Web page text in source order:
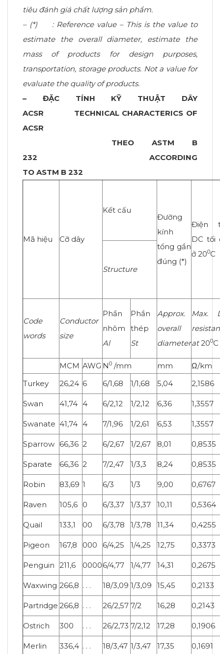
tiêu đánh giá chất lượng sản phẩm.
– (*) :Reference value – This is the value to
estimate the overall diameter, estimate the
mass of products for design purposes,
transportation, storage products. Not a value for
evaluate the quality of products.
– ĐẶC TÍNH KỸ THUẬT DÂY
ACSR TECHNICAL CHARACTERICS OF
ACSR
THEO ASTM B
232 ACCORDING
TO ASTM B 232
Mã hiệu Cỡ dây
Kết cấu
Đường
kính
tổng gần
đúng (*)
Điện
DC tối
ở 200C
Structure
Code
words
Conductor
size
Phần
nhôm
Al
Phần
thép
St
Approx.
overall
diameter
Max.
at200C
MCM AWG N0 /mm mm
Ω/km
Turkey
26,24 6 6/1,68 1/1,68 5,04 2,1586
Swan 41,74 4 6/2,12 1/2,12 6,36 1,3557
Swanate 41,74 4 7/1,96 1/2,61 6,53 1,3557
Sparrow 66,36 2 6/2,67 1/2,67 8,01 0,8535
Sparate 66,36 2 7/2,47 1/3,3 8,24 0,8535
Robin 83,69 1 6/3 1/3 9,00 0,6767
Raven 105,6 0 6/3,37 1/3,37 10,11 0,5364
Quail 133,1 00 6/3,78 1/3,78 11,34 0,4255
Pigeon 167,8 000 6/4,25 1/4,25 12,75 0,3373
Penguin 211,6 00006/4,77 1/4,77 14,31 0,2675
Waxwing 266,8 . . . 18/3,09 1/3,09 15,45 0,2133
Partridge 266,8 . . . 26/2,57 7/2 16,28 0,2143
Ostrich 300 . . . 26/2,73 7/2,12 17,28 0,1906
Merlin 336,4 . . . 18/3,47 1/3,47 17,35 0,1691